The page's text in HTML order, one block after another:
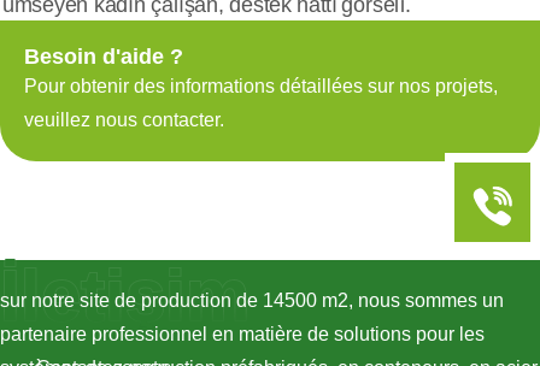
Besoin d'aide ?
Pour obtenir des informations détaillées sur nos projets,
veuillez nous contacter.
sur notre site de production de 14500 m2, nous sommes un
partenaire professionnel en matière de solutions pour les
İletişim